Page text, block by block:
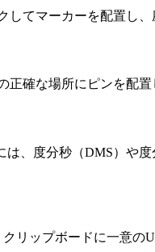
てマーカーを配置し、
確な場所にピンを配置
、度分秒（DMS）や
リップボードに一意の